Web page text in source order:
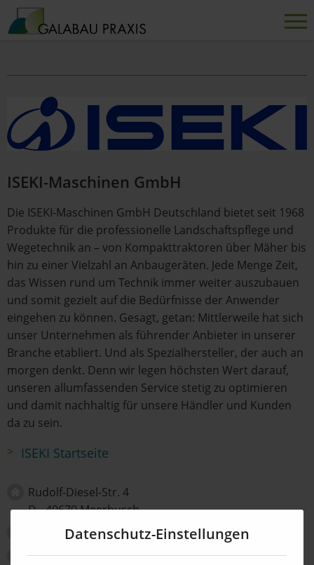
ISEKI-Maschinen GmbH
Die ISEKI-Maschinen GmbH Deutschland bietet seit 1968
Produkte für die professionelle Landschaftspflege und
Wegetechnik an – von Kompakttraktoren über Mäher bis
hin zu einer Vielzahl an Anbaugeräten. Jede Menge Zeit,
das Wissen rund um Technik immer weiter auszubauen
und somit gezielt auf die Bedürfnisse der Anwender
eingehen zu können. Gesagt, getan: Mittlerweile hat sich
unser Unternehmen als führender Anbieter in unserer
Branche etabliert. Und als Spezialhersteller, der auch an
morgen denkt. Denn wir legen höchsten Wert darauf,
unseren allumfassenden Service stetig zu optimieren
und damit nachhaltig für unsere Händler und Kunden
da zu sein.
ISEKI Startseite
Rudolf-Diesel-Str. 4
D - 40670 Meerbusch
+49 (0)2159 - 52 05 0
+49 (0)2159 / 5205 112
Datenschutz-Einstellungen